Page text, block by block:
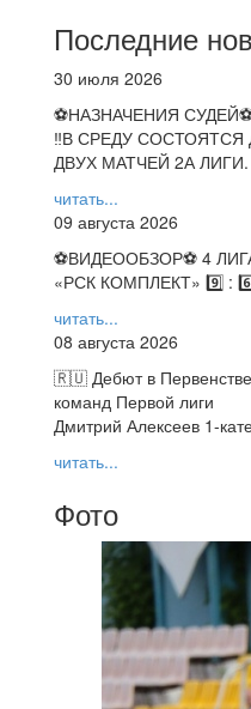
Последние
30 июля 2026
⚽НАЗНАЧЕНИЯ
‼В СРЕДУ
ДВУХ МАТЧЕЙ 2А
читать...
09 августа 2026
⚽️ВИДЕООБЗОР⚽️ 4
«РСК КОМПЛЕКТ» 9️⃣ :
читать...
08 августа 2026
🇷🇺 Дебют в
команд Первой лиги
Дмитрий Алексеев 1-
читать...
Фото